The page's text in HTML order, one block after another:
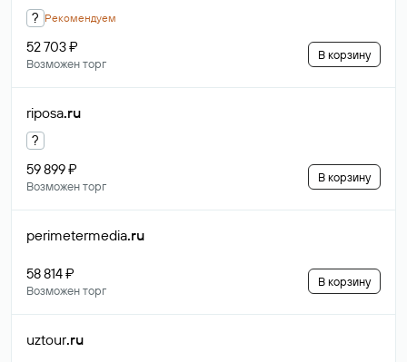
? Рекомендуем
52 703 ₽
Возможен торг
В корзину
riposa.ru
?
59 899 ₽
Возможен торг
В корзину
perimetermedia.ru
58 814 ₽
Возможен торг
В корзину
uztour.ru